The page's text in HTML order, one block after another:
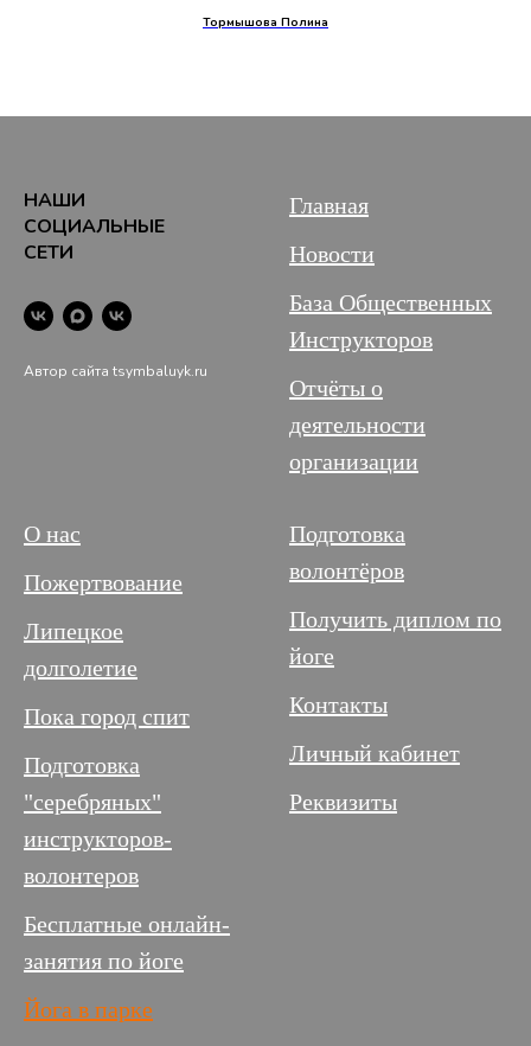
Тормышова Полина
НАШИ
СОЦИАЛЬНЫЕ
СЕТИ
Автор сайта tsymbaluyk.ru
Главная
Новости
База Общественных
Инструкторов
Отчёты о
деятельности
организации
О нас
Пожертвование
Липецкое
долголетие
Пока город спит
Подготовка
"серебряных"
инструкторов-
волонтеров
Бесплатные онлайн-
занятия по йоге
Йога в парке
Подготовка
волонтёров
Получить диплом по
йоге
Контакты
Личный кабинет
Реквизиты